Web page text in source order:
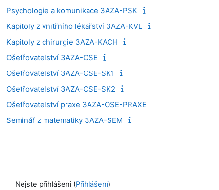
Psychologie a komunikace 3AZA-PSK
Kapitoly z vnitřního lékařství 3AZA-KVL
Kapitoly z chirurgie 3AZA-KACH
Ošetřovatelství 3AZA-OSE
Ošetřovatelství 3AZA-OSE-SK1
Ošetřovatelství 3AZA-OSE-SK2
Ošetřovatelství praxe 3AZA-OSE-PRAXE
Seminář z matematiky 3AZA-SEM
Nejste přihlášeni (Přihlášení)